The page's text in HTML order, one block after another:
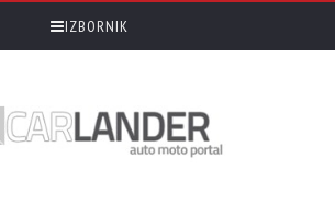
IZBORNIK